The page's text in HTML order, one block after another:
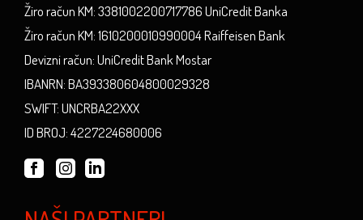
Žiro račun KM: 3381002200717786 UniCredit Banka
Žiro račun KM: 1610200010990004 Raiffeisen Bank
Devizni račun: UniCredit Bank Mostar
IBANRN: BA393380604800029328
SWIFT: UNCRBA22XXX
ID BROJ: 4227224680006